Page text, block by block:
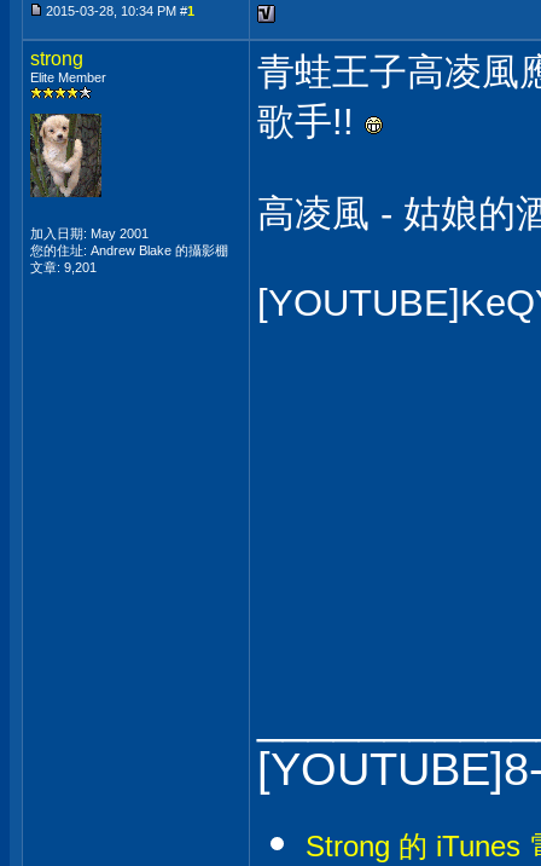
2015-03-28, 10:34 PM #1
strong
Elite Member
加入日期: May 2001
您的住址: Andrew Blake 的攝影棚
文章: 9,201
青蛙王子高凌風
歌手!!
高凌風 - 姑娘的
Strong 的 iTunes